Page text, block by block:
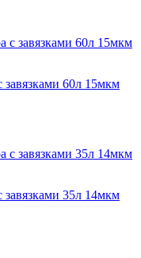
60л 15мкм
35л 14мкм